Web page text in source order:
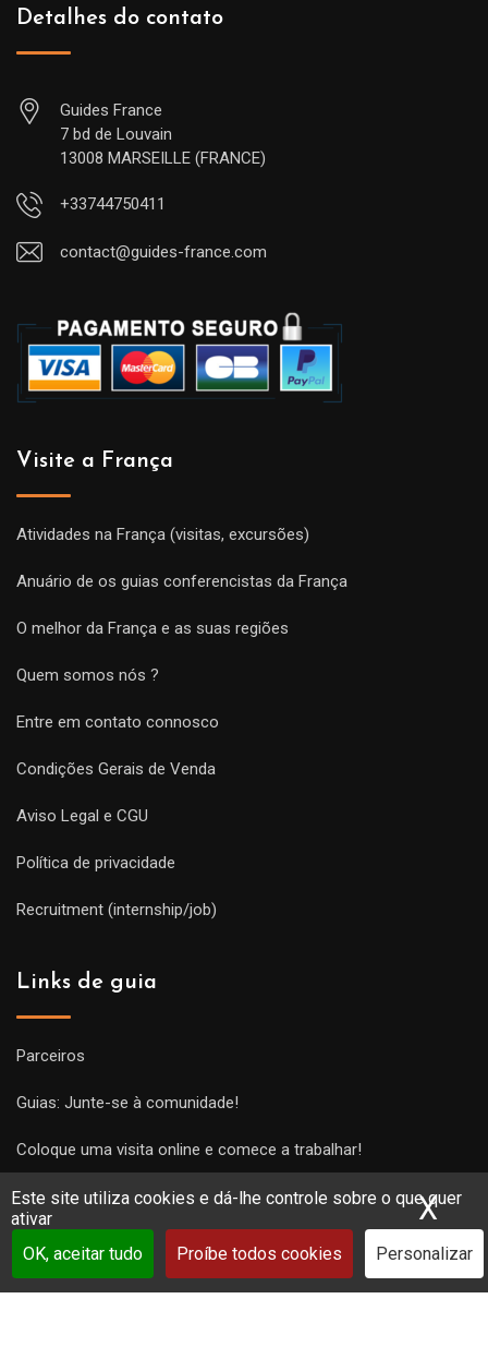
Este site utiliza cookies e dá-lhe controle sobre o que quer
ativar
OK, aceitar tudo
Proíbe todos cookies Personalizar
X
Detalhes do contato
Guides France
7 bd de Louvain
13008 MARSEILLE (FRANCE)
+33744750411
contact@guides-france.com
Visite a França
Atividades na França (visitas, excursões)
Anuário de os guias conferencistas da França
O melhor da França e as suas regiões
Quem somos nós ?
Entre em contato connosco
Condições Gerais de Venda
Aviso Legal e CGU
Política de privacidade
Recruitment (internship/job)
Links de guia
Parceiros
Guias: Junte-se à comunidade!
Coloque uma visita online e comece a trabalhar!